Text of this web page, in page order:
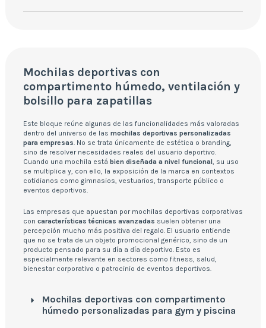
Mochilas deportivas con
compartimento húmedo, ventilación y
bolsillo para zapatillas
Este bloque reúne algunas de las funcionalidades más valoradas
dentro del universo de las mochilas deportivas personalizadas
para empresas . No se trata únicamente de estética o branding,
sino de resolver necesidades reales del usuario deportivo.
Cuando una mochila está bien diseñada a nivel funcional , su uso
se multiplica y, con ello, la exposición de la marca en contextos
cotidianos como gimnasios, vestuarios, transporte público o
eventos deportivos.
Las empresas que apuestan por mochilas deportivas corporativas
con características técnicas avanzadas suelen obtener una
percepción mucho más positiva del regalo. El usuario entiende
que no se trata de un objeto promocional genérico, sino de un
producto pensado para su día a día deportivo. Esto es
especialmente relevante en sectores como fitness, salud,
bienestar corporativo o patrocinio de eventos deportivos.
Mochilas deportivas con compartimento
húmedo personalizadas para gym y piscina